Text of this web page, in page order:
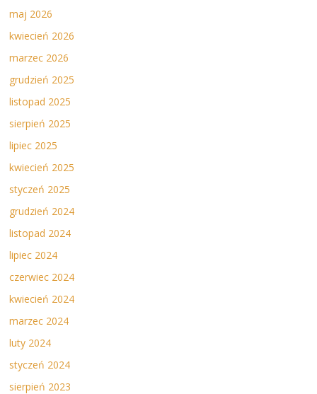
maj 2026
kwiecień 2026
marzec 2026
grudzień 2025
listopad 2025
sierpień 2025
lipiec 2025
kwiecień 2025
styczeń 2025
grudzień 2024
listopad 2024
lipiec 2024
czerwiec 2024
kwiecień 2024
marzec 2024
luty 2024
styczeń 2024
sierpień 2023